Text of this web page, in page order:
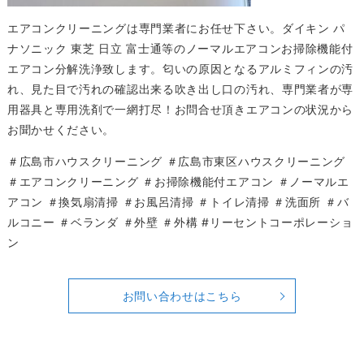
エアコンクリーニングは専門業者にお任せ下さい。ダイキン パ
ナソニック 東芝 日立 富士通等のノーマルエアコンお掃除機能付
エアコン分解洗浄致します。匂いの原因となるアルミフィンの汚
れ、見た目で汚れの確認出来る吹き出し口の汚れ、専門業者が専
用器具と専用洗剤で一網打尽！お問合せ頂きエアコンの状況から
お聞かせください。
＃広島市ハウスクリーニング ＃広島市東区ハウスクリーニング
＃エアコンクリーニング ＃お掃除機能付エアコン ＃ノーマルエ
アコン ＃換気扇清掃 ＃お風呂清掃 ＃トイレ清掃 ＃洗面所 ＃バ
ルコニー ＃ベランダ ＃外壁 ＃外構 #リーセントコーポレーショ
ン
お問い合わせはこちら